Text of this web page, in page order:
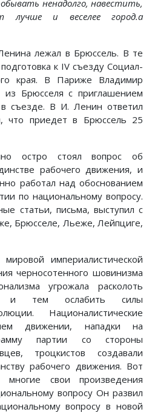
ненадолго, навестить,
лучше и веселее город.а
лежал в Брюссель. В те
к IV съезду Социал-
края. В Париже Владимир
из Брюсселя с приглашением
в съезде. В И. Ленин ответил
что приедет в Брюссель 25
остро стоял вопрос об
рабочего движения, и
работал над обоснованием
по национальному вопросу.
статьи, письма, выступил с
Брюсселе, Льеже, Лейпциге,
империалистической
черносотенного шовинизма
угрожала расколоть
и тем ослабить силы
Националистические
движении, нападки на
партии со стороны
троцкистов создавали
рабочего движения. Вот
свои произведения
вопросу Он развил
вопросу в новой